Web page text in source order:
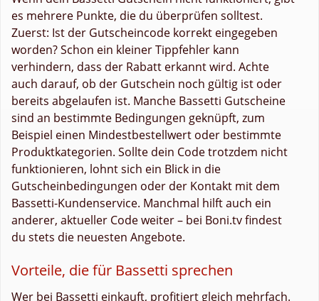
es mehrere Punkte, die du überprüfen solltest.
Zuerst: Ist der Gutscheincode korrekt eingegeben
worden? Schon ein kleiner Tippfehler kann
verhindern, dass der Rabatt erkannt wird. Achte
auch darauf, ob der Gutschein noch gültig ist oder
bereits abgelaufen ist. Manche Bassetti Gutscheine
sind an bestimmte Bedingungen geknüpft, zum
Beispiel einen Mindestbestellwert oder bestimmte
Produktkategorien. Sollte dein Code trotzdem nicht
funktionieren, lohnt sich ein Blick in die
Gutscheinbedingungen oder der Kontakt mit dem
Bassetti-Kundenservice. Manchmal hilft auch ein
anderer, aktueller Code weiter – bei Boni.tv findest
du stets die neuesten Angebote.
Vorteile, die für Bassetti sprechen
Wer bei Bassetti einkauft, profitiert gleich mehrfach.